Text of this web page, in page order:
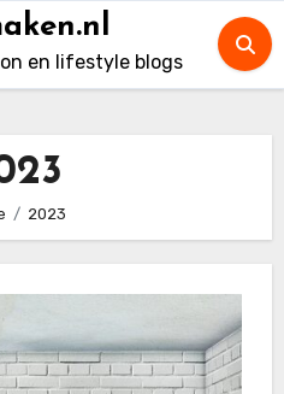
en lifestyle blogs
2023